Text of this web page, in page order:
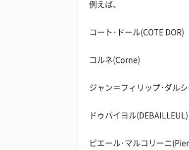
例えば、
コート･ドール(COTE DOR)
コルネ(Corne)
ジャン＝フィリップ･ダル
ドゥバイヨル(DEBAILLEUL)
ピエール･マルコリーニ